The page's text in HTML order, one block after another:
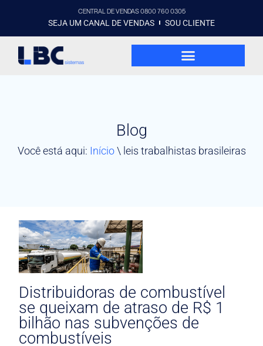
CENTRAL DE VENDAS 0800 760 0305
SEJA UM CANAL DE VENDAS SOU CLIENTE
Blog
Você está aqui: Início\ leis trabalhistas brasileiras
Distribuidoras de combustível
se queixam de atraso de R$ 1
bilhão nas subvenções de
combustíveis